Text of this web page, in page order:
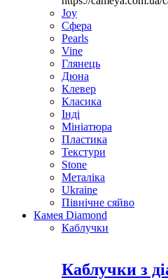
Joy
Сфера
Pearls
Vine
Глянець
Дюна
Клевер
Класика
Інді
Мініатюра
Пластика
Текстури
Stone
Металіка
Ukraine
Північне сяйво
Камея Diamond
Каблучки
Каблучки з